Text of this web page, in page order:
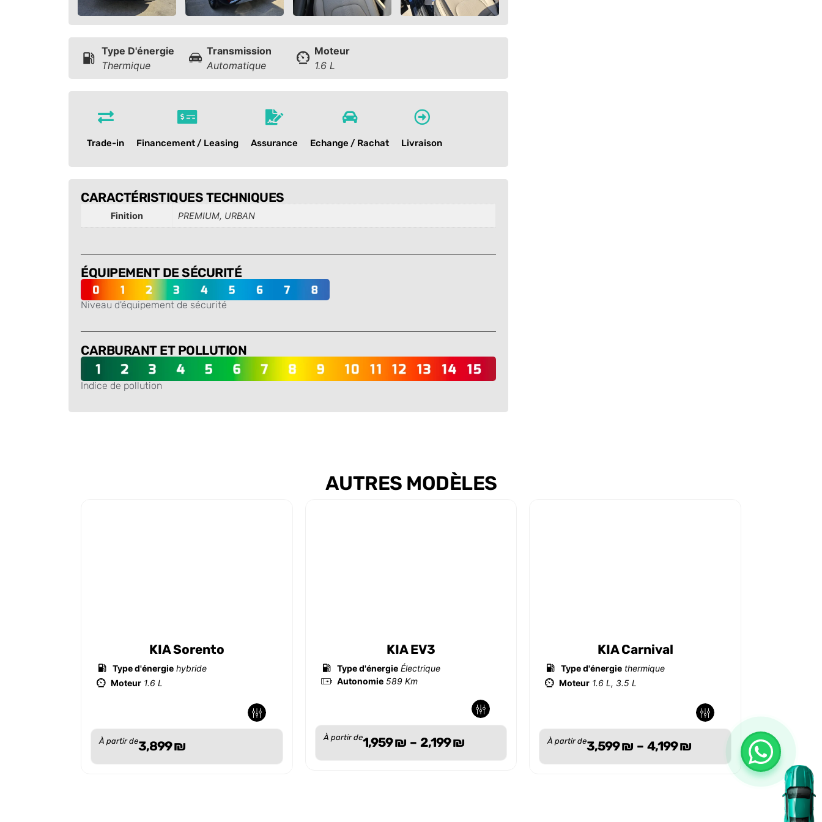
Type D'énergie
Thermique
Transmission
Automatique
Moteur
1.6 L
Trade-in Financement / Leasing Assurance Echange / Rachat Livraison
CARACTÉRISTIQUES TECHNIQUES
Finition PREMIUM, URBAN
ÉQUIPEMENT DE SÉCURITÉ
Niveau d'équipement de sécurité
CARBURANT ET POLLUTION
Indice de pollution
AUTRES MODÈLES
KIA Sorento
Type d'énergie hybride
Moteur 1.6 L
À partir de3,899₪
KIA EV3
Type d'énergie Électrique
Autonomie 589 Km
À partir de1,959₪ – 2,199₪
KIA Carnival
Type d'énergie thermique
Moteur 1.6 L, 3.5 L
À partir de3,599₪ – 4,199₪ À partir de